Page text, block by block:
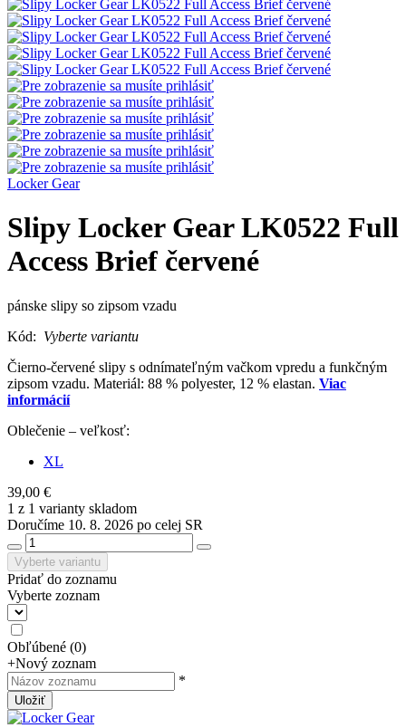
Locker Gear
Slipy Locker Gear LK0522 Full
Access Brief červené
pánske slipy so zipsom vzadu
Kód: Vyberte variantu
Čierno-červené slipy s odnímateľným vačkom vpredu a funkčným
zipsom vzadu. Materiál: 88 % polyester, 12 % elastan. Viac
informácií
Oblečenie – veľkosť:
XL
39,00 €
1 z 1 varianty skladom
Doručíme 10. 8. 2026 po celej SR
Vyberte variantu
Pridať do zoznamu
Vyberte zoznam
Obľúbené (0)
+Nový zoznam
*
Uložiť